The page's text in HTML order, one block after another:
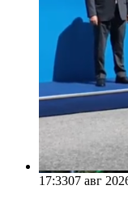
17:3307 авг